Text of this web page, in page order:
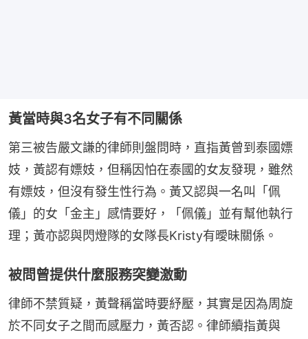
黃當時與3名女子有不同關係
第三被告嚴文謙的律師則盤問時，直指黃曾到泰國嫖
妓，黃認有嫖妓，但稱因怕在泰國的女友發現，雖然
有嫖妓，但沒有發生性行為。黃又認與一名叫「佩
儀」的女「金主」感情要好，「佩儀」並有幫他執行
理；黃亦認與閃燈隊的女隊長Kristy有曖昧關係。
被問曾提供什麼服務突變激動
律師不禁質疑，黃聲稱當時要紓壓，其實是因為周旋
於不同女子之間而感壓力，黃否認。律師續指黃與